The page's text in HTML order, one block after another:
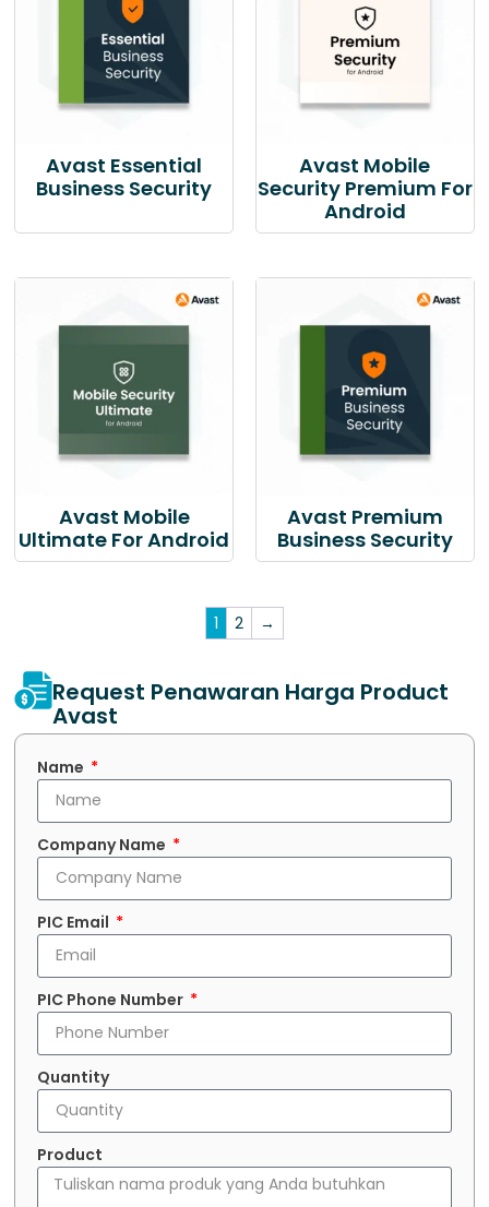
Avast Essential
Business Security
Avast Mobile
Security Premium For
Android
Avast Mobile
Ultimate For Android
Avast Premium
Business Security
1 2 →
Request Penawaran Harga Product
Avast
Name
Company Name
PIC Email
PIC Phone Number
Quantity
Product